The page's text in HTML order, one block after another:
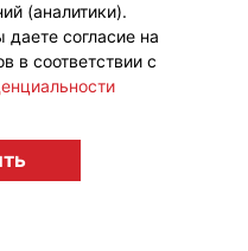
2026 12+
(аналитики).
согласие на
в соответствии с